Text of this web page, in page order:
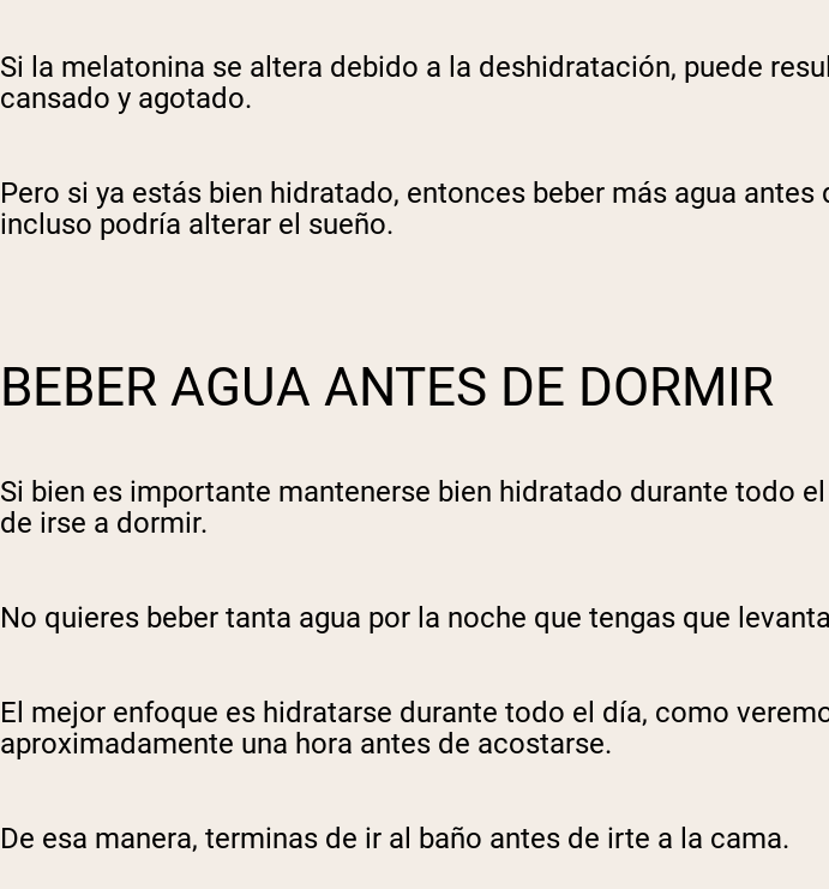
Si la melatonina se altera debido a la deshidratación, puede
cansado y agotado.
Pero si ya estás bien hidratado, entonces beber más agua
incluso podría alterar el sueño.
BEBER AGUA ANTES DE DORMIR
Si bien es importante mantenerse bien hidratado durante todo
de irse a dormir.
No quieres beber tanta agua por la noche que tengas que
El mejor enfoque es hidratarse durante todo el día, como
aproximadamente una hora antes de acostarse.
De esa manera, terminas de ir al baño antes de irte a la cama.